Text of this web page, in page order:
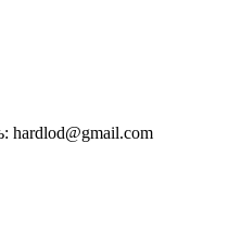
hardlod@gmail.com